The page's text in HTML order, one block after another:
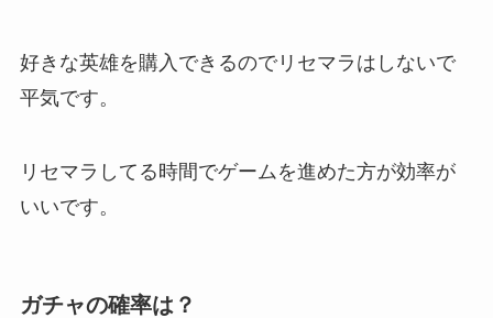
好きな英雄を購入できるのでリセマラはしないで
平気です。
リセマラしてる時間でゲームを進めた方が効率が
いいです。
ガチャの確率は？